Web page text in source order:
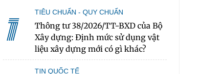
1 TIÊU CHUẨN - QUY CHUẨN
Thông tư 38/2026/TT-BXD của Bộ
Xây dựng: Định mức sử dụng vật
liệu xây dựng mới có gì khác?
TIN QUỐC TẾ